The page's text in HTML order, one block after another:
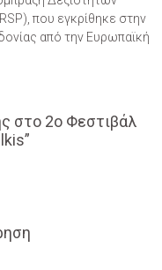
που εγκρίθηκε στην
από την Ευρωπαϊκή
στο 2ο Φεστιβάλ